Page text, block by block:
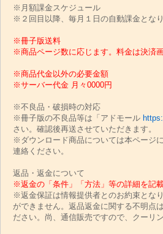
※月額課金スケジュール
※２回目以降、毎月１日の自動課金となり
※冊子版送料
※商品ページ数に応じます。料金は決済
※商品代金以外の必要金額
※サーバー代金 月々0000円
※不良品・破損時の対応
※冊子版の不良品等は「アドモール
さい。確認後再送させていただきます。
※ダウンロード商品については本ページ
連絡ください。
返品・返金について
※返金の「条件」「方法」等の詳細を記
※返金保証は情報提供者とのお約束とな
ができません。返品返金に関する不明点
ださい。尚、通信販売ですので、クーリ